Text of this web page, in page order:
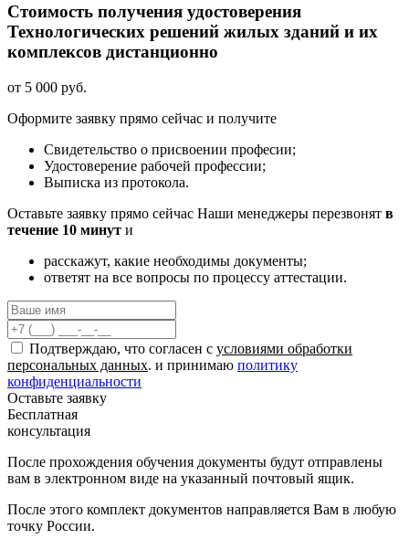
Стоимость получения удостоверения
Технологических решений жилых зданий и их
комплексов дистанционно
от 5 000 руб.
Оформите заявку прямо сейчас и получите
Свидетельство о присвоении професии;
Удостоверение рабочей профессии;
Выписка из протокола.
Оставьте заявку прямо сейчас Наши менеджеры перезвонят в
течение 10 минут и
расскажут, какие необходимы документы;
ответят на все вопросы по процессу аттестации.
Подтверждаю, что согласен с условиями обработки
персональных данных. и принимаю политику
конфиденциальности
Оставьте заявку
Бесплатная
консультация
После прохождения обучения документы будут отправлены
вам в электронном виде на указанный почтовый ящик.
После этого комплект документов направляется Вам в любую
точку России.